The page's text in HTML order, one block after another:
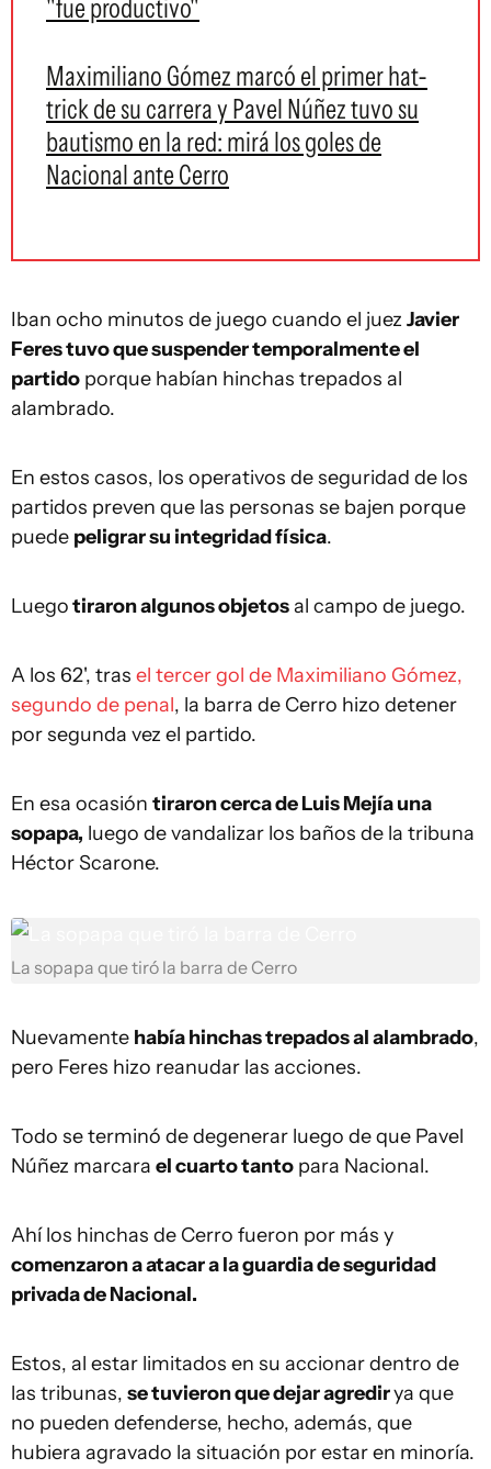
"fue productivo"
Maximiliano Gómez marcó el primer hat-
trick de su carrera y Pavel Núñez tuvo su
bautismo en la red: mirá los goles de
Nacional ante Cerro
Iban ocho minutos de juego cuando el juez Javier
Feres tuvo que suspender temporalmente el
partido porque habían hinchas trepados al
alambrado.
En estos casos, los operativos de seguridad de los
partidos preven que las personas se bajen porque
puede peligrar su integridad física.
Luegotiraron algunos objetosal campo de juego.
A los 62', tras el tercer gol de Maximiliano Gómez,
segundo de penal, la barra de Cerro hizo detener
por segunda vez el partido.
En esa ocasión tiraron cerca de Luis Mejía una
sopapa, luego de vandalizar los baños de la tribuna
Héctor Scarone.
La sopapa que tiró la barra de Cerro
Nuevamente había hinchas trepados al alambrado,
pero Feres hizo reanudar las acciones.
Todo se terminó de degenerar luego de que Pavel
Núñez marcara el cuarto tanto para Nacional.
Ahí los hinchas de Cerro fueron por más y
comenzaron a atacar a la guardia de seguridad
privada de Nacional.
Estos, al estar limitados en su accionar dentro de
las tribunas, se tuvieron que dejar agredirya que
no pueden defenderse, hecho, además, que
hubiera agravado la situación por estar en minoría.